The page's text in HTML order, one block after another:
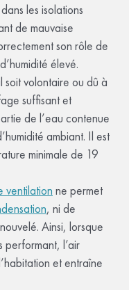
les isolations
de mauvaise
son rôle de
élevé.
soit volontaire ou dû à
suffisant et
de l’eau contenue
ambiant. Il est
minimale de 19
ventilation ne permet
, ni de
Ainsi, lorsque
performant, l’air
et entraîne